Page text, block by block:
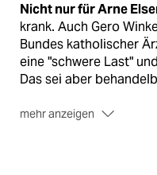
Nicht nur für Arne
krank. Auch Gero
Bundes katholischer
eine "schwere Last"
Das sei aber
mehr anzeigen